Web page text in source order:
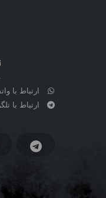
ارتباط با
ارتباط با